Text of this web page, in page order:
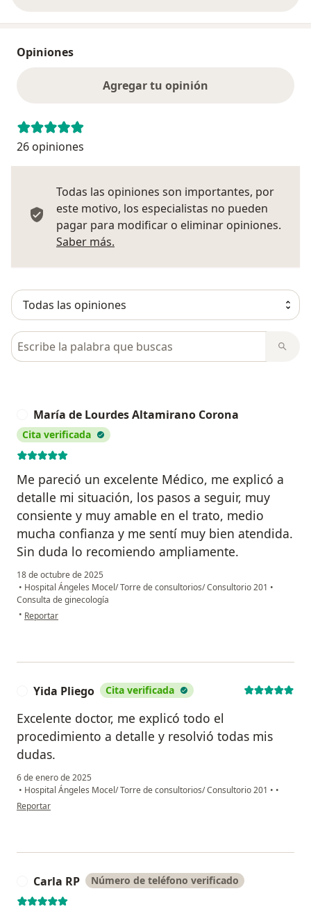
Opiniones
Agregar tu opinión
26 opiniones
Todas las opiniones son importantes, por
este motivo, los especialistas no pueden
pagar para modificar o eliminar opiniones.
Saber más.
Busca en opiniones
María de Lourdes Altamirano Corona
Cita verificada
Me pareció un excelente Médico, me explicó a
detalle mi situación, los pasos a seguir, muy
consiente y muy amable en el trato, medio
mucha confianza y me sentí muy bien atendida.
Sin duda lo recomiendo ampliamente.
18 de octubre de 2025
• Hospital Ángeles Mocel/ Torre de consultorios/ Consultorio 201 •
Consulta de ginecología
• en opinión del usuario María de Lourdes Altamirano Corona
Reportar
Yida Pliego Cita verificada
Excelente doctor, me explicó todo el
procedimiento a detalle y resolvió todas mis
dudas.
6 de enero de 2025
• Hospital Ángeles Mocel/ Torre de consultorios/ Consultorio 201 • •
en opinión del usuario Yida Pliego
Reportar
Carla RP Número de teléfono verificado